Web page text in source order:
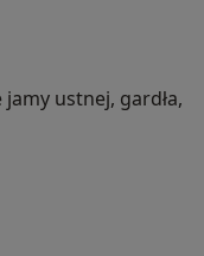
ustnej, gardła,
migdałka u